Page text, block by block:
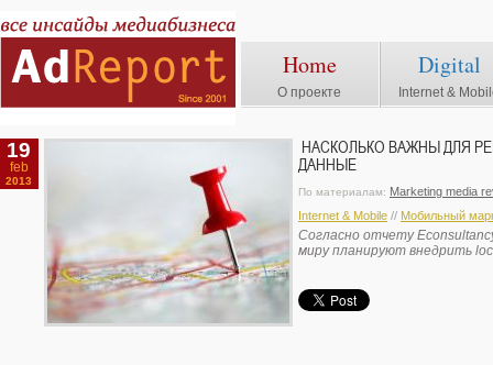
Home
О проекте
Digital
Internet &
19
feb
2013
НАСКОЛЬКО ВАЖНЫ ДЛЯ
ДАННЫЕ
По материалам: Marketing media
Internet & Mobile // Мобильный
Согласно отчету
миру планируют внедрить